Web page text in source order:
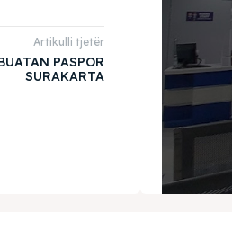
Artikulli tjetër
PASPOR
SURAKARTA